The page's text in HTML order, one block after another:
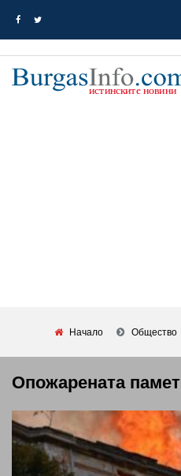
Начало Общество
Опожарената памет